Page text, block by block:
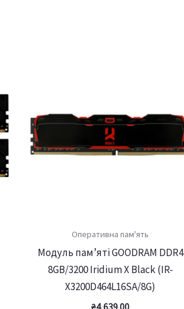
Оперативна пам'ять
Модуль пам’яті GOODRAM DDR4
8GB/3200 Iridium X Black (IR-
X3200D464L16SA/8G)
₴4,639.00